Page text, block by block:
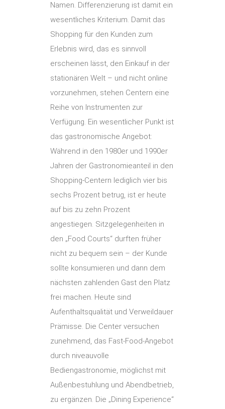
Namen. Differenzierung ist damit ein
wesentliches Kriterium. Damit das
Shopping für den Kunden zum
Erlebnis wird, das es sinnvoll
erscheinen lässt, den Einkauf in der
stationären Welt – und nicht online
vorzunehmen, stehen Centern eine
Reihe von Instrumenten zur
Verfügung. Ein wesentlicher Punkt ist
das gastronomische Angebot:
Während in den 1980er und 1990er
Jahren der Gastronomieanteil in den
Shopping-Centern lediglich vier bis
sechs Prozent betrug, ist er heute
auf bis zu zehn Prozent
angestiegen. Sitzgelegenheiten in
den „Food Courts“ durften früher
nicht zu bequem sein – der Kunde
sollte konsumieren und dann dem
nächsten zahlenden Gast den Platz
frei machen. Heute sind
Aufenthaltsqualität und Verweildauer
Prämisse. Die Center versuchen
zunehmend, das Fast-Food-Angebot
durch niveauvolle
Bediengastronomie, möglichst mit
Außenbestuhlung und Abendbetrieb,
zu ergänzen. Die „Dining Experience“